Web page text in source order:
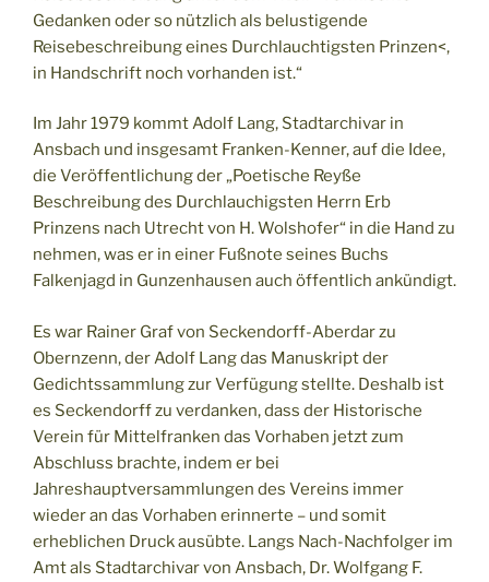
Gedanken oder so nützlich als belustigende
Reisebeschreibung eines Durchlauchtigsten Prinzen<,
in Handschrift noch vorhanden ist.“
Im Jahr 1979 kommt Adolf Lang, Stadtarchivar in
Ansbach und insgesamt Franken-Kenner, auf die Idee,
die Veröffentlichung der „Poetische Reyße
Beschreibung des Durchlauchigsten Herrn Erb
Prinzens nach Utrecht von H. Wolshofer“ in die Hand zu
nehmen, was er in einer Fußnote seines Buchs
Falkenjagd in Gunzenhausen auch öffentlich ankündigt.
Es war Rainer Graf von Seckendorff-Aberdar zu
Obernzenn, der Adolf Lang das Manuskript der
Gedichtssammlung zur Verfügung stellte. Deshalb ist
es Seckendorff zu verdanken, dass der Historische
Verein für Mittelfranken das Vorhaben jetzt zum
Abschluss brachte, indem er bei
Jahreshauptversammlungen des Vereins immer
wieder an das Vorhaben erinnerte – und somit
erheblichen Druck ausübte. Langs Nach-Nachfolger im
Amt als Stadtarchivar von Ansbach, Dr. Wolfgang F.